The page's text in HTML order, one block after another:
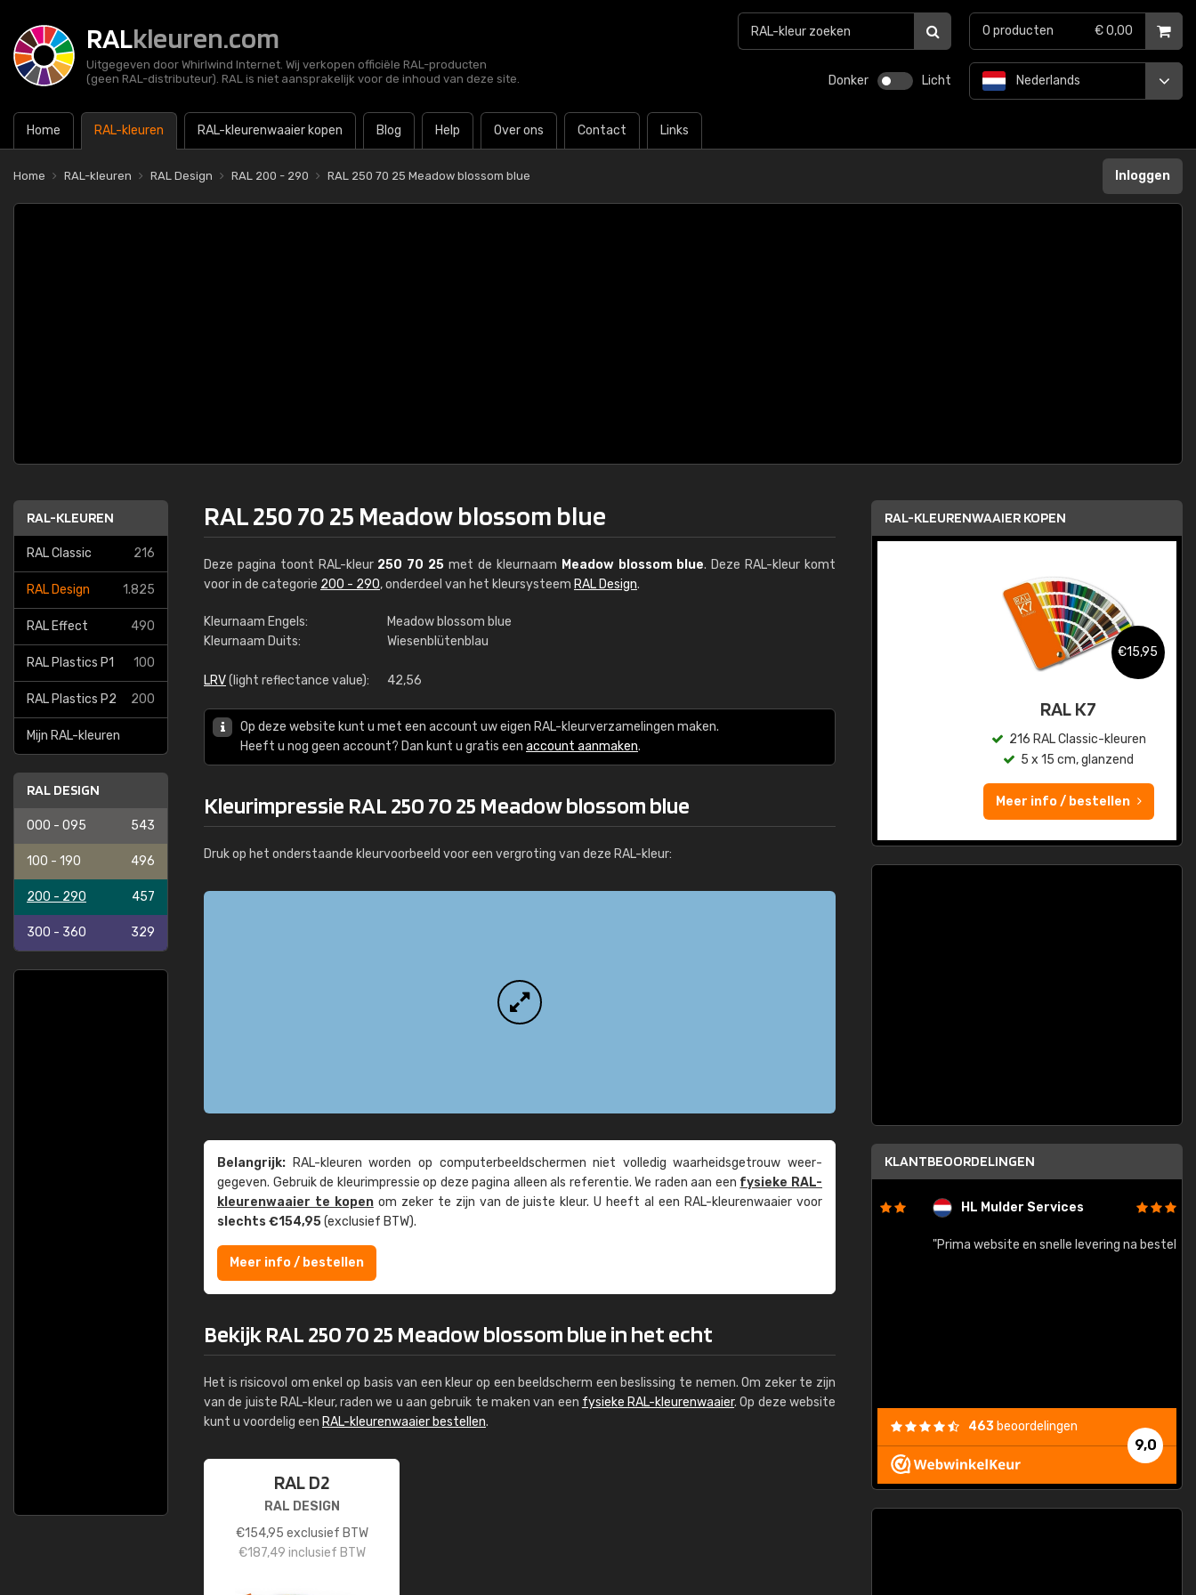
RALkleuren.com
Uitgegeven door Whirlwind Internet. Wij verkopen officiële RAL-producten
(geen RAL-distributeur). RAL is niet aansprakelijk voor de inhoud van deze site.
Donker Licht
Home RAL-kleuren RAL-kleurenwaaier kopen Blog Help Over ons Contact Links
Nederlands
0 producten € 0,00
Home RAL-kleuren RAL Design RAL 200 - 290 RAL 250 70 25 Meadow blossom blue Inloggen
RAL-KLEUREN
RAL Classic 216
RAL Design 1.825
RAL Effect 490
RAL Plastics P1 100
RAL Plastics P2 200
Mijn RAL-kleuren
RAL DESIGN
000 - 095 543
100 - 190 496
200 - 290 457
300 - 360 329
RAL 250 70 25 Meadow blossom blue
Deze pagina toont RAL-kleur 250 70 25 met de kleurnaam Meadow blossom blue. Deze RAL-kleur komt
voor in de categorie 200 - 290, onderdeel van het kleursysteem RAL Design.
Kleurnaam Engels:
Meadow blossom blue
Kleurnaam Duits:
Wiesenblütenblau
LRV(light reflectance value): 42,56
Op deze website kunt u met een account uw eigen RAL-kleurverzamelingen maken.
Heeft u nog geen account? Dan kunt u gratis een account aanmaken.
Kleurimpressie RAL 250 70 25 Meadow blossom blue
Druk op het onderstaande kleurvoorbeeld voor een vergroting van deze RAL-kleur:
Belangrijk: RAL-kleuren worden op computer­beeld­schermen niet volledig waarheids­­getrouw weer­
gegeven. Gebruik de kleur­impressie op deze pagina alleen als referentie. We raden aan een fysieke RAL-
kleuren­waaier te kopenom zeker te zijn van de juiste kleur. U heeft al een RAL-kleuren­waaier voor
slechts €154,95(exclusief BTW).
Meer info / bestellen
Bekijk RAL 250 70 25 Meadow blossom blue in het echt
Het is risicovol om enkel op basis van een kleur op een beeldscherm een beslissing te nemen. Om zeker te zijn
van de juiste RAL-kleur, raden we u aan gebruik te maken van een fysieke RAL-kleurenwaaier. Op deze website
kunt u voordelig een RAL-kleurenwaaier bestellen.
RAL D2
RAL DESIGN
€154,95 exclusief BTW
€187,49 inclusief BTW
RAL-KLEURENWAAIER KOPEN
RAL K7 op waterbasis
Meer info / bestellen
€15,95
RAL K7
216 RAL Classic-kleuren
5 x 15 cm, glanzend
Meer info / bestellen
KLANTBEOORDELINGEN
Kambier BV HL Mulder Services
"Prima website en snelle levering na bestelling"
9,0
463 beoordelingen